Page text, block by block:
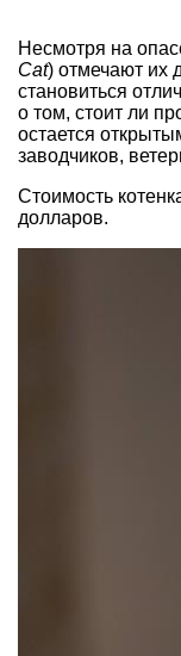
Несмотря на
Cat) отмечают их
становиться
о том, стоит ли
остается
заводчиков,
Стоимость
долларов.